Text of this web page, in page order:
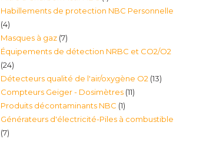
produit
Habillements de protection NBC Personnelle
44
produits
Masques à gaz 77
produits
Équipements de détection NRBC et CO2/O2
2424
produits
Détecteurs qualité de l'air/oxygène O2 1313
Compteurs Geiger - Dosimètres 1111
Produits décontaminants NBC 11
produit
Générateurs d'électricité-Piles à combustible
77